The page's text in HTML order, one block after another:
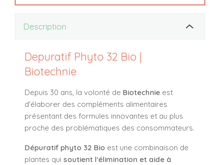
Description
Depuratif Phyto 32 Bio |
Biotechnie
Depuis 30 ans, la volonté de Biotechnie est
d'élaborer des compléments alimentaires
présentant des formules innovantes et au plus
proche des problématiques des consommateurs.
Dépuratif phyto 32 Bio est une combinaison de
plantes qui soutient l'élimination et aide à